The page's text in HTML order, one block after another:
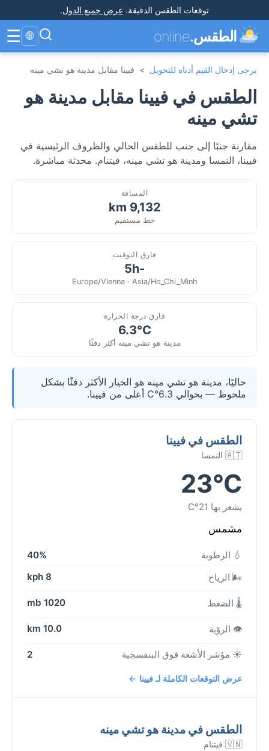
توقعات الطقس الدقيقة. عرض جميع الدول.
الطقس.online
🌐
☰
يرجى إدخال القيم أدناه للتحويل > فيينا مقابل مدينة هو تشي مينه
الطقس في فيينا مقابل مدينة هو
تشي مينه
مقارنة جنبًا إلى جنب للطقس الحالي والظروف الرئيسية في
فيينا، النمسا ومدينة هو تشي مينه، فيتنام. محدثة مباشرة.
المسافة
9,132 km
خط مستقيم
فارق التوقيت
-5h
Europe/Vienna · Asia/Ho_Chi_Minh
فارق درجة الحرارة
6.3°C
مدينة هو تشي مينه أكثر دفئًا
حاليًا، مدينة هو تشي مينه هو الخيار الأكثر دفئًا بشكل
ملحوظ — بحوالي 6.3°C أعلى من فيينا.
الطقس في فيينا
🇦🇹 النمسا
23°C
يشعر بها 21°C
مشمس
💧 الرطوبة
40%
🌬️ الرياح
8 kph
🌡️ الضغط 1020 mb
👁️ الرؤية 10.0 km
☀️ مؤشر الأشعة فوق البنفسجية 2
عرض التوقعات الكاملة لـ فيينا ←
الطقس في مدينة هو تشي مينه
🇻🇳 فيتنام